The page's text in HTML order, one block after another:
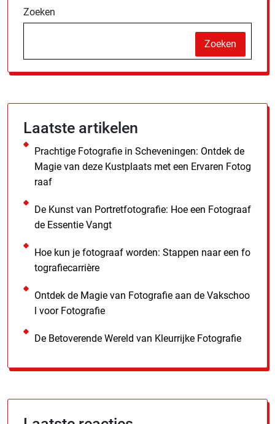
Zoeken
Zoeken
Laatste artikelen
Prachtige Fotografie in Scheveningen: Ontdek de
Magie van deze Kustplaats met een Ervaren Fotog
raaf
De Kunst van Portretfotografie: Hoe een Fotograaf
de Essentie Vangt
Hoe kun je fotograaf worden: Stappen naar een fo
tografiecarrière
Ontdek de Magie van Fotografie aan de Vakschoo
l voor Fotografie
De Betoverende Wereld van Kleurrijke Fotografie